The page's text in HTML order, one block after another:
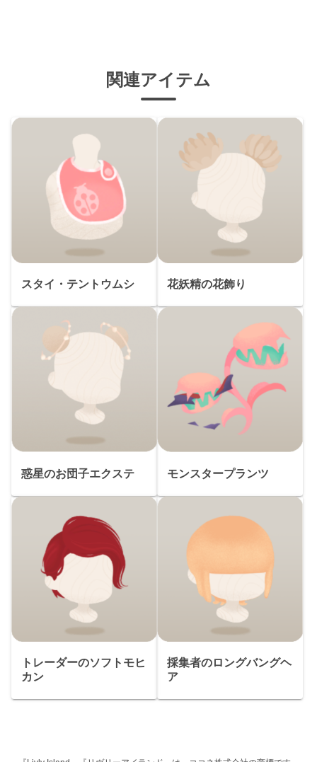
関連アイテム
スタイ・テントウムシ 花妖精の花飾り
惑星のお団子エクステ モンスタープランツ
トレーダーのソフトモヒ
カン
採集者のロングバングヘ
ア